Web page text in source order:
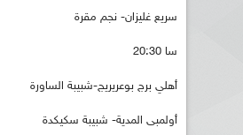
سريع غليزان- نجم مقرة
سا 20:30
أهلي برج بوعريريج-شبيبة الساورة
أولمبى المدية- شبيبة سكيكدة